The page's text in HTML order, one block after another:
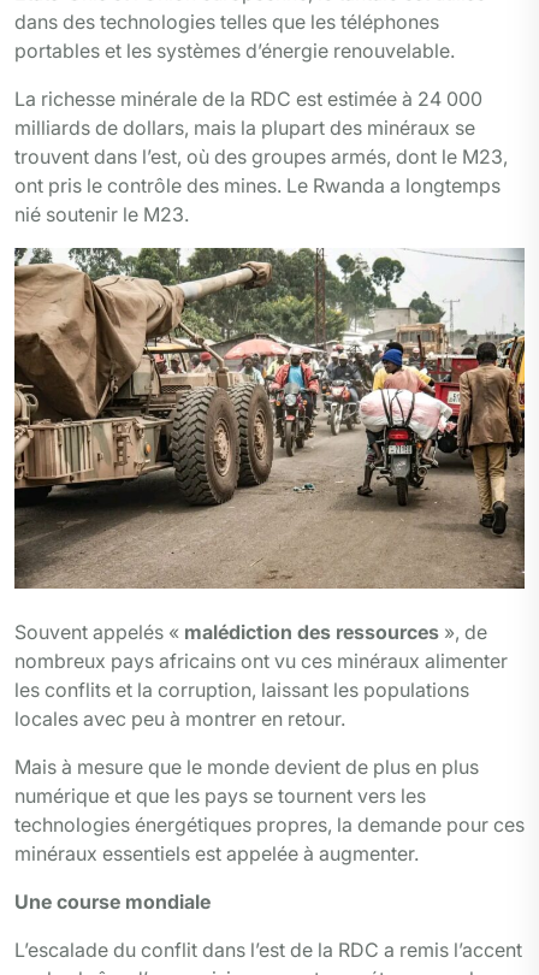
dans des technologies telles que les téléphones
portables et les systèmes d’énergie renouvelable.
La richesse minérale de la RDC est estimée à 24 000
milliards de dollars, mais la plupart des minéraux se
trouvent dans l’est, où des groupes armés, dont le M23,
ont pris le contrôle des mines. Le Rwanda a longtemps
nié soutenir le M23.
Souvent appelés « malédiction des ressources », de
nombreux pays africains ont vu ces minéraux alimenter
les conflits et la corruption, laissant les populations
locales avec peu à montrer en retour.
Mais à mesure que le monde devient de plus en plus
numérique et que les pays se tournent vers les
technologies énergétiques propres, la demande pour ces
minéraux essentiels est appelée à augmenter.
Une course mondiale
L’escalade du conflit dans l’est de la RDC a remis l’accent